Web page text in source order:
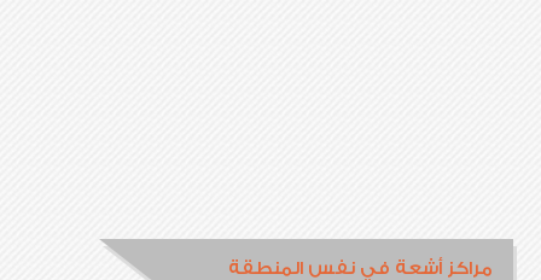
مراكز أشعة في نفس المنطقة